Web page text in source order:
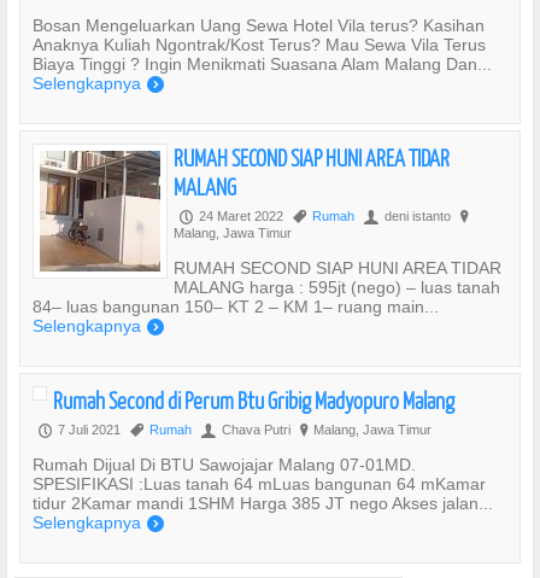
Bosan Mengeluarkan Uang Sewa Hotel Vila terus? Kasihan
Anaknya Kuliah Ngontrak/Kost Terus? Mau Sewa Vila Terus
Biaya Tinggi ? Ingin Menikmati Suasana Alam Malang Dan...
Selengkapnya )
RUMAH SECOND SIAP HUNI AREA TIDAR
MALANG
P 24 Maret 2022 , Rumah U deni istanto ?
Malang, Jawa Timur
RUMAH SECOND SIAP HUNI AREA TIDAR
MALANG harga : 595jt (nego) – luas tanah
84– luas bangunan 150– KT 2 – KM 1– ruang main...
Selengkapnya )
Rumah Second di Perum Btu Gribig Madyopuro Malang
P 7 Juli 2021 , Rumah U Chava Putri ? Malang, Jawa Timur
Rumah Dijual Di BTU Sawojajar Malang 07-01MD.
SPESIFIKASI :Luas tanah 64 mLuas bangunan 64 mKamar
tidur 2Kamar mandi 1SHM Harga 385 JT nego Akses jalan...
Selengkapnya )